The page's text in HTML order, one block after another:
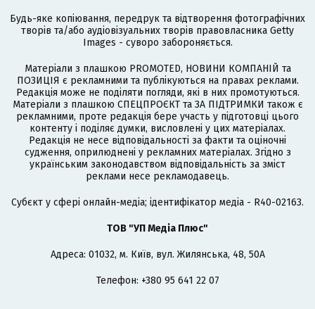
Будь-яке копіювання, передрук та відтворення фотографічних
творів та/або аудіовізуальних творів правовласника Getty
Images - суворо забороняється.
Матеріали з плашкою PROMOTED, НОВИНИ КОМПАНІЙ та
ПОЗИЦІЯ є рекламними та публікуються на правах реклами.
Редакція може не поділяти погляди, які в них промотуються.
Матеріали з плашкою СПЕЦПРОЄКТ та ЗА ПІДТРИМКИ також є
рекламними, проте редакція бере участь у підготовці цього
контенту і поділяє думки, висловлені у цих матеріалах.
Редакція не несе відповідальності за факти та оціночні
судження, оприлюднені у рекламних матеріалах. Згідно з
українським законодавством відповідальність за зміст
реклами несе рекламодавець.
Cубєкт у сфері онлайн-медіа; ідентифікатор медіа - R40-02163.
ТОВ "УП Медіа Плюс"
Адреса: 01032, м. Київ, вул. Жилянська, 48, 50А
Телефон: +380 95 641 22 07